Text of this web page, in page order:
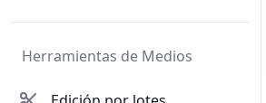
Herramientas de Medios